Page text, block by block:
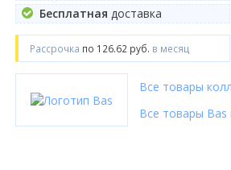
Бесплатная доставка
Рассрочка по 126.62 руб. в месяц
Все товары
Все товары Bas